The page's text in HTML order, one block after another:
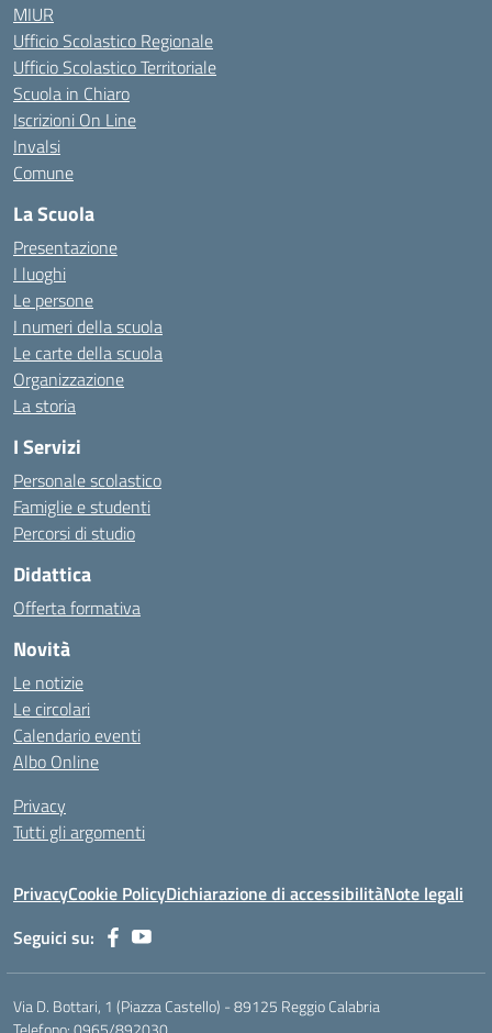
MIUR
Ufficio Scolastico Regionale
Ufficio Scolastico Territoriale
Scuola in Chiaro
Iscrizioni On Line
Invalsi
Comune
La Scuola
Presentazione
I luoghi
Le persone
I numeri della scuola
Le carte della scuola
Organizzazione
La storia
I Servizi
Personale scolastico
Famiglie e studenti
Percorsi di studio
Didattica
Offerta formativa
Novità
Le notizie
Le circolari
Calendario eventi
Albo Online
Privacy
Tutti gli argomenti
PrivacyCookie PolicyDichiarazione di accessibilitàNote legali
Seguici su:
Via D. Bottari, 1 (Piazza Castello) - 89125 Reggio Calabria